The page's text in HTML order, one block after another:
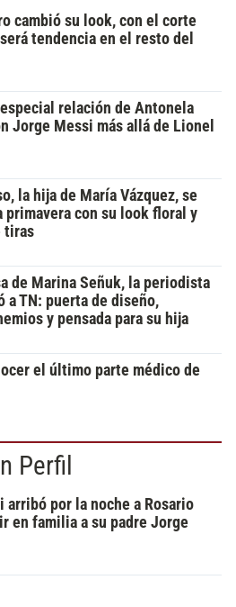
cambió su look, con el corte
tendencia en el resto del
relación de Antonela
Jorge Messi más allá de Lionel
la hija de María Vázquez, se
primavera con su look floral y
tiras
de Marina Señuk, la periodista
a TN: puerta de diseño,
y pensada para su hija
el último parte médico de
Perfil
arribó por la noche a Rosario
en familia a su padre Jorge